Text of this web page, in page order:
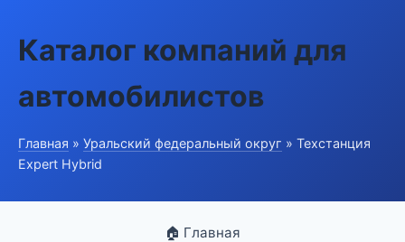
Каталог компаний для
автомобилистов
Главная » Уральский федеральный округ » Техстанция
Expert Hybrid
🏠 Главная